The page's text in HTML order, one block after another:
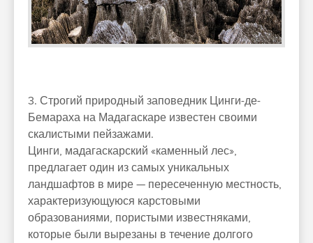
3. Строгий природный заповедник Цинги-де-
Бемараха на Мадагаскаре известен своими
скалистыми пейзажами.
Цинги, мадагаскарский «каменный лес»,
предлагает один из самых уникальных
ландшафтов в мире — пересеченную местность,
характеризующуюся карстовыми
образованиями, пористыми известняками,
которые были вырезаны в течение долгого